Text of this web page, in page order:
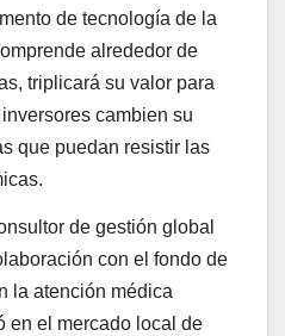
de tecnología de la
alrededor de
triplicará su valor para
cambien su
que puedan resistir las
de gestión global
con el fondo de
la atención médica
en el mercado local de